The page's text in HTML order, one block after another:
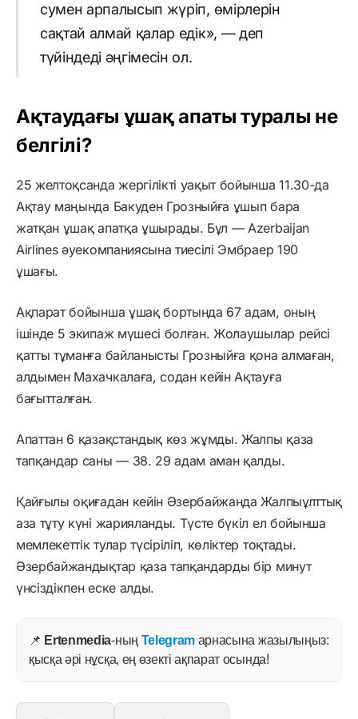
сумен арпалысып жүріп, өмірлерін
сақтай алмай қалар едік», — деп
түйіндеді әңгімесін ол.
Ақтаудағы ұшақ апаты туралы не
белгілі?
25 желтоқсанда жергілікті уақыт бойынша 11.30-да
Ақтау маңында Бакуден Грозныйға ұшып бара
жатқан ұшақ апатқа ұшырады. Бұл — Azerbaijan
Airlines әуекомпаниясына тиесілі Эмбраер 190
ұшағы.
Ақпарат бойынша ұшақ бортында 67 адам, оның
ішінде 5 экипаж мүшесі болған. Жолаушылар рейсі
қатты тұманға байланысты Грозныйға қона алмаған,
алдымен Махачкалаға, содан кейін Ақтауға
бағытталған.
Апаттан 6 қазақстандық көз жұмды. Жалпы қаза
тапқандар саны — 38. 29 адам аман қалды.
Қайғылы оқиғадан кейін Әзербайжанда Жалпыұлттық
аза тұту күні жарияланды. Түсте бүкіл ел бойынша
мемлекеттік тулар түсіріліп, көліктер тоқтады.
Әзербайжандықтар қаза тапқандарды бір минут
үнсіздікпен еске алды.
📌 Ertenmedia-ның Telegram арнасына жазылыңыз:
қысқа әрі нұсқа, ең өзекті ақпарат осында!